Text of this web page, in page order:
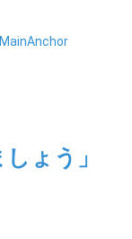
ょう」